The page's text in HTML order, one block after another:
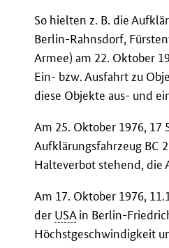
So hielten z. B. die
Berlin-Rahnsdorf,
Armee) am 22. Oktober
Ein- bzw. Ausfahrt zu
diese Objekte aus- und
Am 25. Oktober 1976, 17
Aufklärungsfahrzeug BC
Halteverbot stehend, die
Am 17. Oktober 1976,
der USAin Berlin-
Höchstgeschwindigkeit